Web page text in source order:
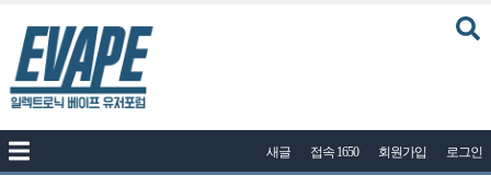
공지사항 새글 접속 1650 회원가입 로그인